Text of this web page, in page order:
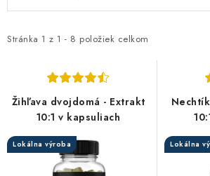
i
r
d
u
Stránka 1 z 1 - 8 položiek celkom
e
e
r
o
Žihľava dvojdomá - Extrakt
10:1 v kapsuliach
Lokálna výroba Lokálna